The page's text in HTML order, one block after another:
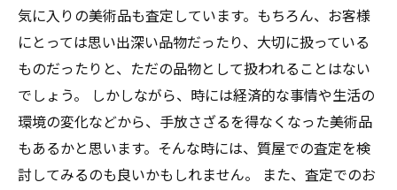
気に入りの美術品も査定しています。もちろん、お客様
にとっては思い出深い品物だったり、大切に扱っている
ものだったりと、ただの品物として扱われることはない
でしょう。 しかしながら、時には経済的な事情や生活の
環境の変化などから、手放さざるを得なくなった美術品
もあるかと思います。そんな時には、質屋での査定を検
討してみるのも良いかもしれません。 また、査定でのお